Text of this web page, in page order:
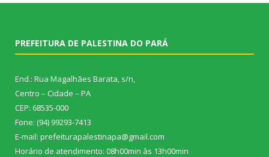
PREFEITURA DE PALESTINA DO PARÁ
End.: Rua Magalhães Barata, s/n,
Centro – Cidade – PA
CEP: 68535-000
Fone: (94) 99293-7413
E-mail: prefeiturapalestinapa@gmail.com
Horário de atendimento: 08h00min às 13h00min